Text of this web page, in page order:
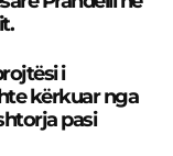
i
kërkuar nga
pasi